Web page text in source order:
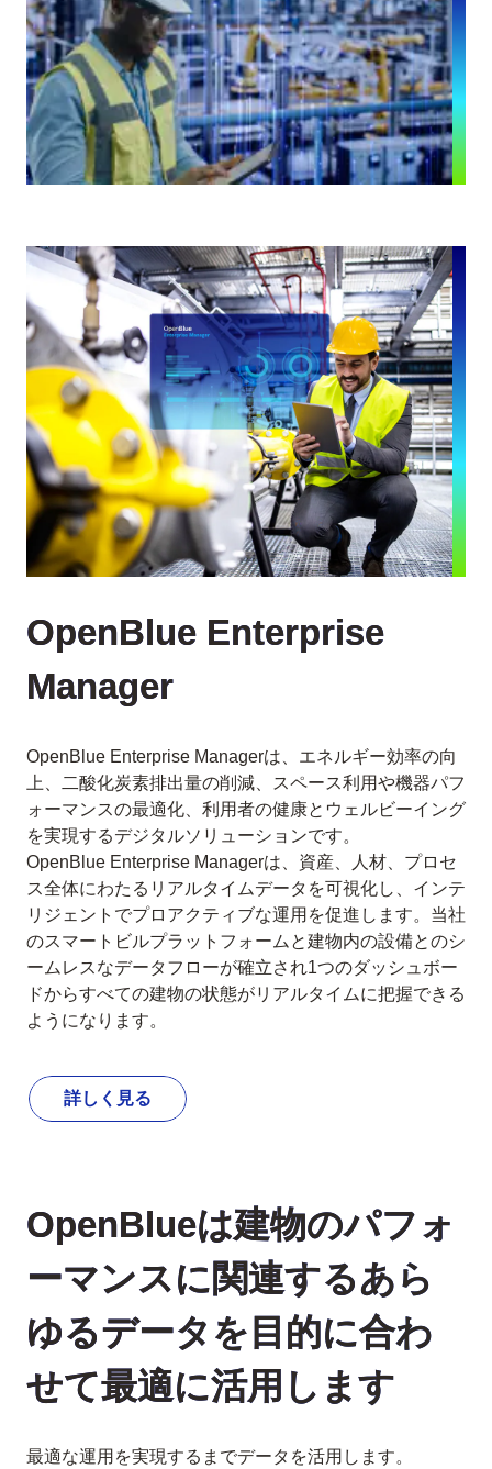
OpenBlue Enterprise
Manager
OpenBlue Enterprise Managerは、エネルギー効率の向
上、二酸化炭素排出量の削減、スペース利用や機器パフ
ォーマンスの最適化、利用者の健康とウェルビーイング
を実現するデジタルソリューションです。
OpenBlue Enterprise Managerは、資産、人材、プロセ
ス全体にわたるリアルタイムデータを可視化し、インテ
リジェントでプロアクティブな運用を促進します。当社
のスマートビルプラットフォームと建物内の設備とのシ
ームレスなデータフローが確立され1つのダッシュボー
ドからすべての建物の状態がリアルタイムに把握できる
ようになります。
詳しく見る
OpenBlueは建物のパフォ
ーマンスに関連するあら
ゆるデータを目的に合わ
せて最適に活用します
最適な運用を実現するまでデータを活用します。